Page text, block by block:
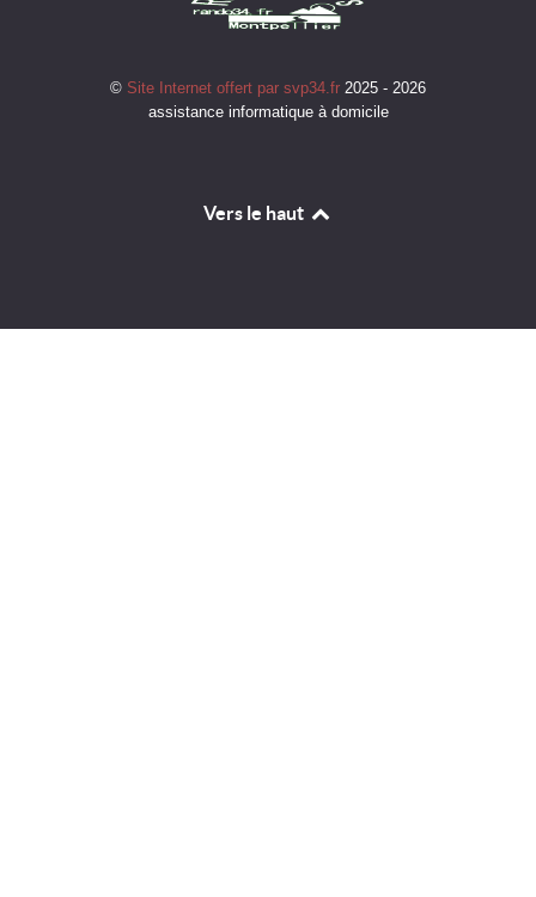
© Site Internet offert par svp34.fr 2025 - 2026
assistance informatique à domicile
Vers le haut